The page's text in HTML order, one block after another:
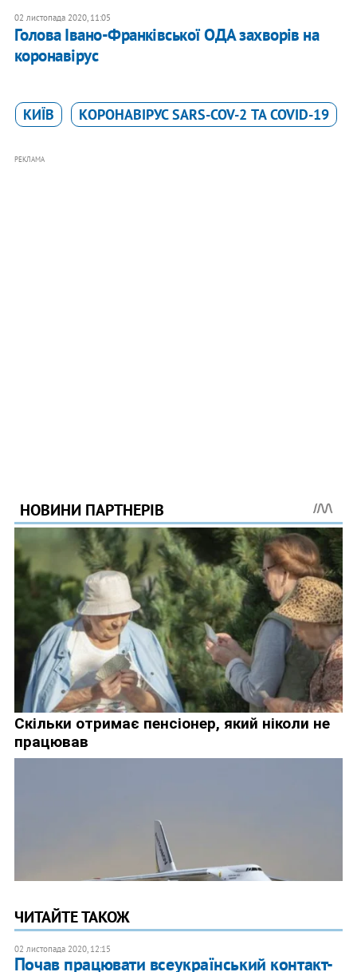
02 листопада 2020, 11:05
Голова Івано-Франківської ОДА захворів на
коронавірус
КИЇВ КОРОНАВІРУС SARS-COV-2 ТА COVID-19
РЕКЛАМА
ЧИТАЙТЕ ТАКОЖ
02 листопада 2020, 12:15
Почав працювати всеукраїнський контакт-